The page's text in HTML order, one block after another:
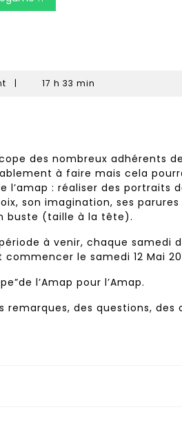
| 17 h 33 min
des nombreux adhérents
à faire mais cela
l’amap : réaliser des portraits
son imagination, ses
buste (taille à la tête).
à venir, chaque samedi
le samedi 12 Mai
l’Amap pour l’Amap.
remarques, des questions, des